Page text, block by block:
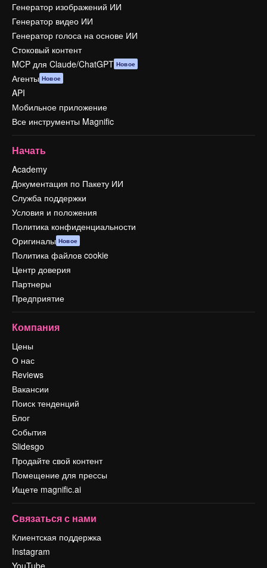
Генератор изображений ИИ
Генератор видео ИИ
Генератор голоса на основе ИИ
Стоковый контент
MCP для Claude/ChatGPT Новое
Агенты Новое
API
Мобильное приложение
Все инструменты Magnific
Начать
Academy
Документация по Пакету ИИ
Служба поддержки
Условия и положения
Политика конфиденциальности
Оригиналы Новое
Политика файлов cookie
Центр доверия
Партнеры
Предприятие
Компания
Цены
О нас
Reviews
Вакансии
Поиск тенденций
Блог
События
Slidesgo
Продайте свой контент
Помещение для прессы
Ищете magnific.ai
Связаться с нами
Клиентская поддержка
Instagram